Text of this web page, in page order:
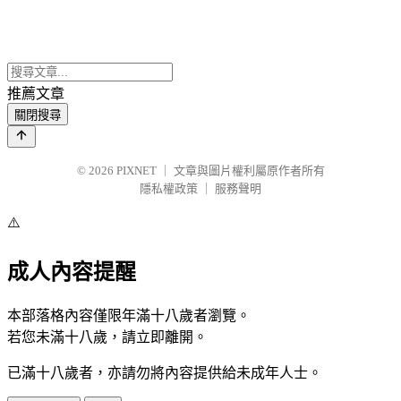
推薦文章
關閉搜尋
© 2026 PIXNET
文章與圖片權利屬原作者所有
隱私權政策
服務聲明
⚠️
成人內容提醒
本部落格內容僅限年滿十八歲者瀏覽。
若您未滿十八歲，請立即離開。
已滿十八歲者，亦請勿將內容提供給未成年人士。